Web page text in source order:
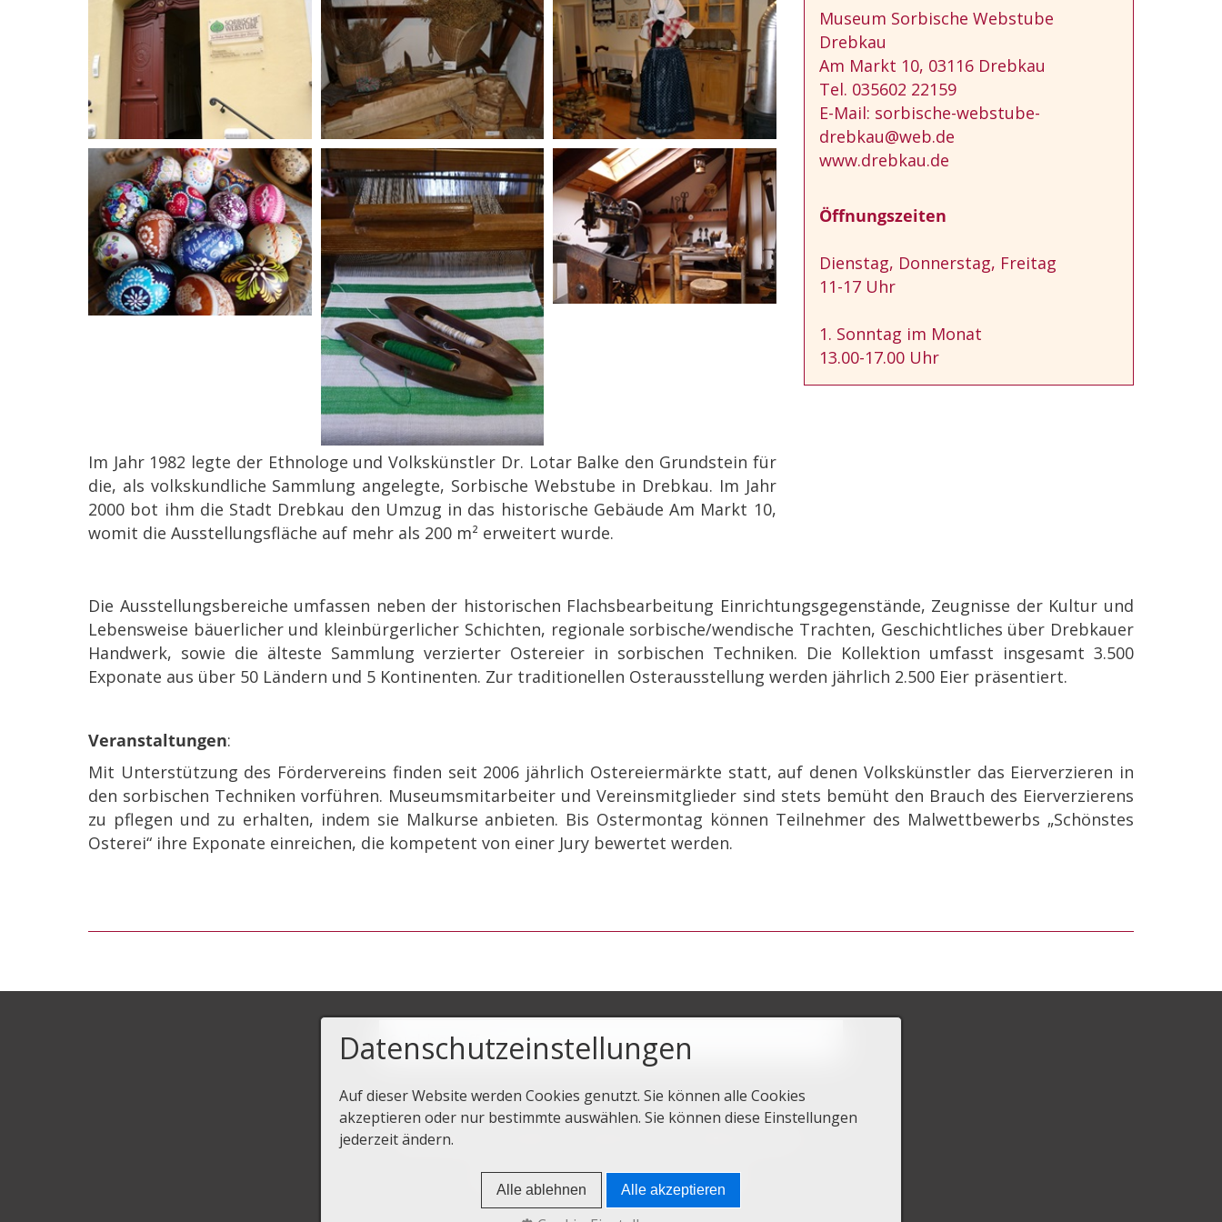
Im Jahr 1982 legte der Ethnologe und Volkskünstler Dr. Lotar Balke den Grundstein für
die, als volkskundliche Sammlung angelegte, Sorbische Webstube in Drebkau. Im Jahr
2000 bot ihm die Stadt Drebkau den Umzug in das historische Gebäude Am Markt 10,
womit die Ausstellungsfläche auf mehr als 200 m² erweitert wurde.
Museum Sorbische Webstube
Drebkau
Am Markt 10, 03116 Drebkau
Tel. 035602 22159
E-Mail: sorbische-webstube-
drebkau@web.de
www.drebkau.de
Öffnungszeiten
Dienstag, Donnerstag, Freitag
11-17 Uhr
1. Sonntag im Monat
13.00-17.00 Uhr
Die Ausstellungsbereiche umfassen neben der historischen Flachsbearbeitung Einrichtungsgegenstände, Zeugnisse der Kultur und
Lebensweise bäuerlicher und kleinbürgerlicher Schichten, regionale sorbische/wendische Trachten, Geschichtliches über Drebkauer
Handwerk, sowie die älteste Sammlung verzierter Ostereier in sorbischen Techniken. Die Kollektion umfasst insgesamt 3.500
Exponate aus über 50 Ländern und 5 Kontinenten. Zur traditionellen Osterausstellung werden jährlich 2.500 Eier präsentiert.
Veranstaltungen:
Mit Unterstützung des Fördervereins finden seit 2006 jährlich Ostereiermärkte statt, auf denen Volkskünstler das Eierverzieren in
den sorbischen Techniken vorführen. Museumsmitarbeiter und Vereinsmitglieder sind stets bemüht den Brauch des Eierverzierens
zu pflegen und zu erhalten, indem sie Malkurse anbieten. Bis Ostermontag können Teilnehmer des Malwettbewerbs „Schönstes
Osterei“ ihre Exponate einreichen, die kompetent von einer Jury bewertet werden.
Startseite
© 2025 Sorbischer Kulturtourismus
Datenschutzeinstellungen
Auf dieser Website werden Cookies genutzt. Sie können alle Cookies
akzeptieren oder nur bestimmte auswählen. Sie können diese Einstellungen
jederzeit ändern.
Alle ablehnen Alle akzeptieren